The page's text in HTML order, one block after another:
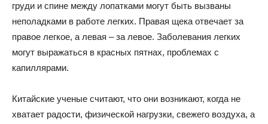
груди и спине между лопатками могут быть вызваны
неполадками в работе легких. Правая щека отвечает за
правое легкое, а левая – за левое. Заболевания легких
могут выражаться в красных пятнах, проблемах с
капиллярами.
Китайские ученые считают, что они возникают, когда не
хватает радости, физической нагрузки, свежего воздуха, а